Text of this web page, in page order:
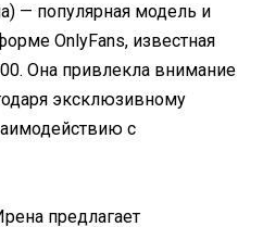
— популярная модель и
OnlyFans, известная
Она привлекла внимание
эксклюзивному
с
предлагает